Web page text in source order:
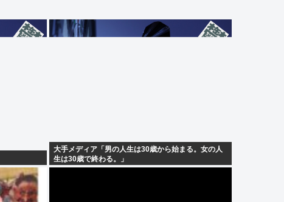
大手メディア「男の人生は30歳から始まる。女の人
生は30歳で終わる。」